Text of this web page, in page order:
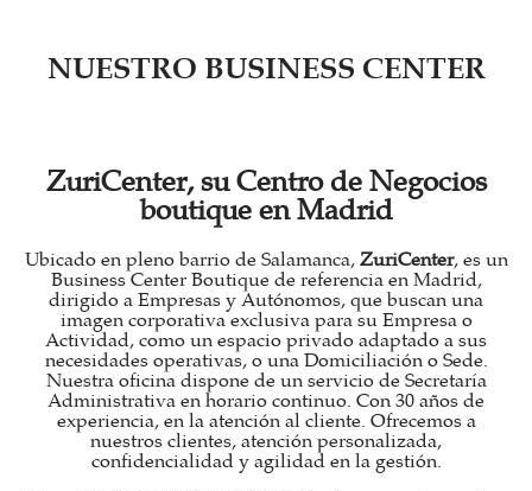
NUESTRO BUSINESS CENTER
ZuriCenter, su Centro de Negocios
boutique en Madrid
Ubicado en pleno barrio de Salamanca, ZuriCenter, es un
Business Center Boutique de referencia en Madrid,
dirigido a Empresas y Autónomos, que buscan una
imagen corporativa exclusiva para su Empresa o
Actividad, como un espacio privado adaptado a sus
necesidades operativas, o una Domiciliación o Sede.
Nuestra oficina dispone de un servicio de Secretaría
Administrativa en horario continuo. Con 30 años de
experiencia, en la atención al cliente. Ofrecemos a
nuestros clientes, atención personalizada,
confidencialidad y agilidad en la gestión.